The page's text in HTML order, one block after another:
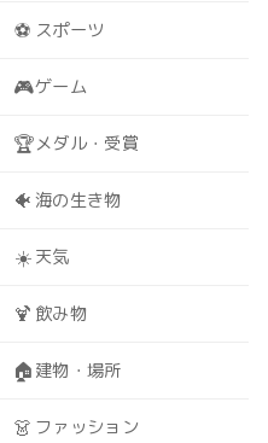
⚽ スポーツ
🎮ゲーム
🏆メダル・受賞
🐠 海の生き物
☀️ 天気
🍹 飲み物
🏠 建物・場所
👗 ファッション